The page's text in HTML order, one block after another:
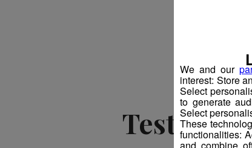
Testé
We and our
interest: Store
Select
to generate
Select
These
functionalities: